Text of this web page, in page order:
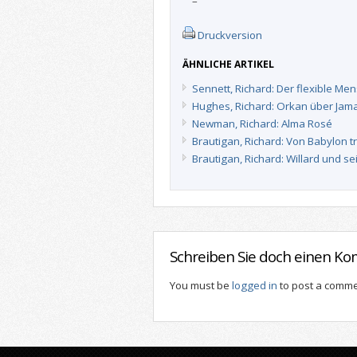
Druckversion
ÄHNLICHE ARTIKEL
Sennett, Richard: Der flexible
Hughes, Richard: Orkan über
Newman, Richard: Alma Rosé
Brautigan, Richard: Von Babylon
Brautigan, Richard: Willard und
Schreiben Sie doch einen
You must be logged in to post a